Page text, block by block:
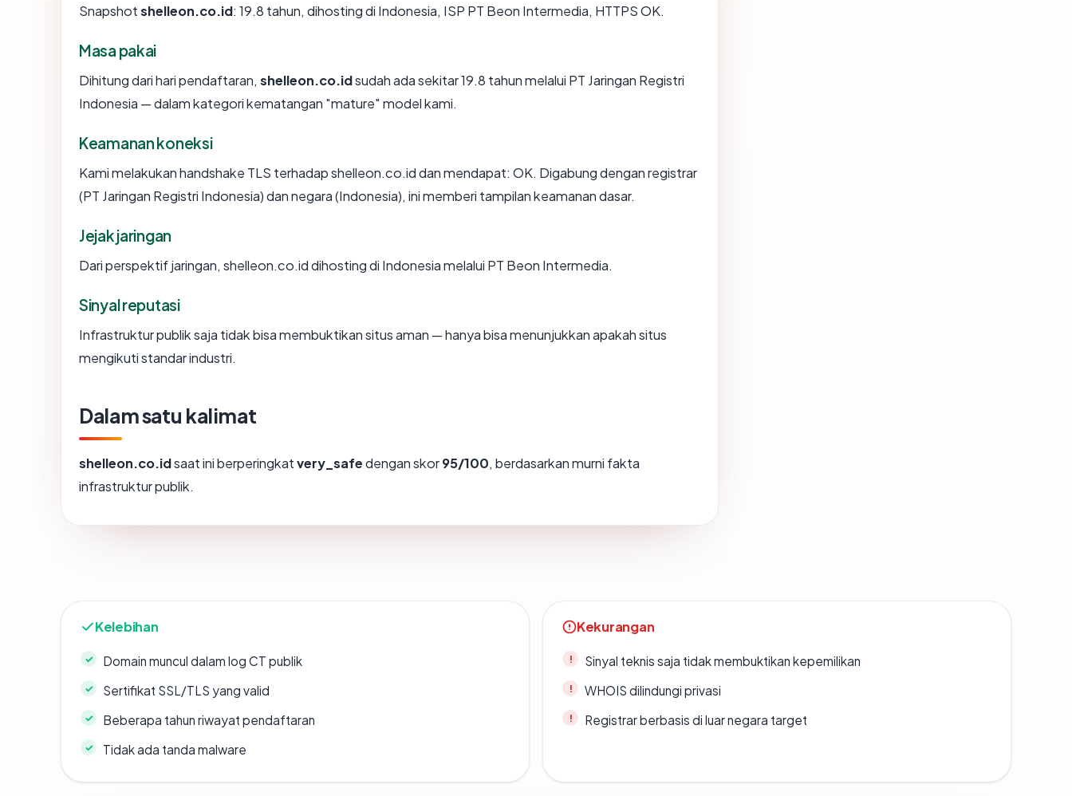
Snapshotshelleon.co.id: 19.8 tahun, dihosting di Indonesia, ISP PT Beon Intermedia, HTTPS OK.
Masa pakai
Dihitung dari hari pendaftaran, shelleon.co.idsudah ada sekitar 19.8 tahun melalui PT Jaringan Registri
Indonesia — dalam kategori kematangan "mature" model kami.
Keamanan koneksi
Kami melakukan handshake TLS terhadap shelleon.co.id dan mendapat: OK. Digabung dengan registrar
(PT Jaringan Registri Indonesia) dan negara (Indonesia), ini memberi tampilan keamanan dasar.
Jejak jaringan
Dari perspektif jaringan, shelleon.co.id dihosting di Indonesia melalui PT Beon Intermedia.
Sinyal reputasi
Infrastruktur publik saja tidak bisa membuktikan situs aman — hanya bisa menunjukkan apakah situs
mengikuti standar industri.
Dalam satu kalimat
shelleon.co.idsaat ini berperingkatvery_safedengan skor95/100, berdasarkan murni fakta
infrastruktur publik.
Kelebihan
Domain muncul dalam log CT publik
Sertifikat SSL/TLS yang valid
Beberapa tahun riwayat pendaftaran
Tidak ada tanda malware
Kekurangan
Sinyal teknis saja tidak membuktikan kepemilikan
WHOIS dilindungi privasi
Registrar berbasis di luar negara target